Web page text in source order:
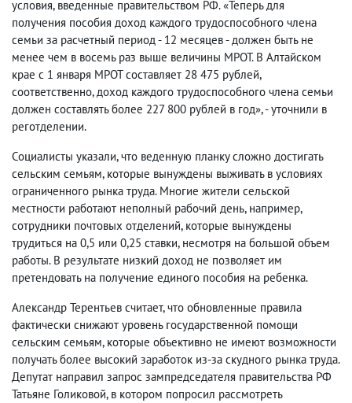
условия, введенные правительством РФ. «Теперь для
получения пособия доход каждого трудоспособного члена
семьи за расчетный период - 12 месяцев - должен быть не
менее чем в восемь раз выше величины МРОТ. В Алтайском
крае с 1 января МРОТ составляет 28 475 рублей,
соответственно, доход каждого трудоспособного члена семьи
должен составлять более 227 800 рублей в год», - уточнили в
реготделении.
Социалисты указали, что веденную планку сложно достигать
сельским семьям, которые вынуждены выживать в условиях
ограниченного рынка труда. Многие жители сельской
местности работают неполный рабочий день, например,
сотрудники почтовых отделений, которые вынуждены
трудиться на 0,5 или 0,25 ставки, несмотря на большой объем
работы. В результате низкий доход не позволяет им
претендовать на получение единого пособия на ребенка.
Александр Терентьев считает, что обновленные правила
фактически снижают уровень государственной помощи
сельским семьям, которые объективно не имеют возможности
получать более высокий заработок из‑за скудного рынка труда.
Депутат направил запрос зампредседателя правительства РФ
Татьяне Голиковой, в котором попросил рассмотреть